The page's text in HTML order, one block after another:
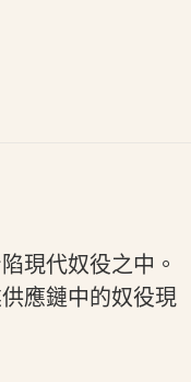
現代奴役之中。
應鏈中的奴役現